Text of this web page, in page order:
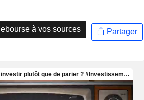
à vos sources Partager